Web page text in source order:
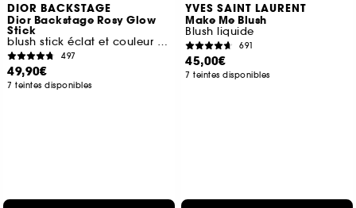
DIOR BACKSTAGE
Dior Backstage Rosy Glow
Stick
blush stick éclat et couleur activée par le pH
497
49,90€
7 teintes disponibles
YVES SAINT LAURENT
Make Me Blush
Blush liquide
691
45,00€
7 teintes disponibles